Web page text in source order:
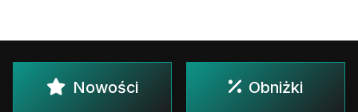
Nowości Obniżki